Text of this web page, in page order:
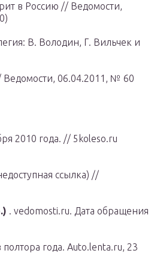
в Россию // Ведомости,
В. Володин, Г. Вильчек и
Ведомости, 06.04.2011, № 60
2010 года. // 5koleso.ru
ссылка) //
. vedomosti.ru. Дата обращения
года. Auto.lenta.ru, 23